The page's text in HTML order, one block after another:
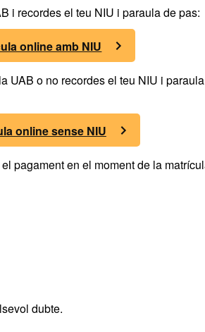
i recordes el teu NIU i paraula de pas:
online amb NIU
UAB o no recordes el teu NIU i
online sense NIU
pagament en el moment de la
dubte.